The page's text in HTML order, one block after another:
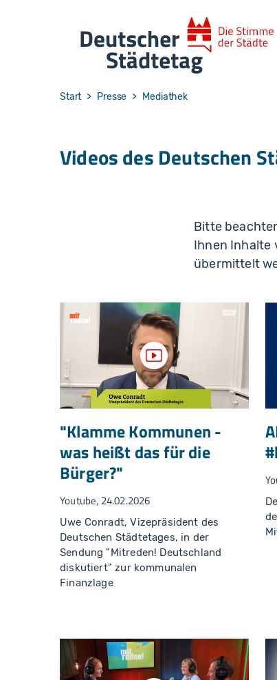
You are here:
Start Presse Mediathek
Videos des Deutschen
Bitte
Ihnen Inhalte
übermittelt
Video anzeigen
"Klamme Kommunen -
was heißt das für die
Bürger?"
Youtube, 24.02.2026
Uwe Conradt, Vizepräsident des
Deutschen Städtetages, in der
Sendung "Mitreden! Deutschland
diskutiert" zur kommunalen
Finanzlage